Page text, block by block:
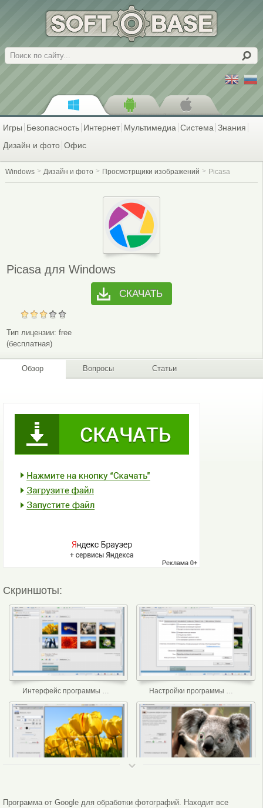
Поиск
Игры Безопасность Интернет Мультимедиа Система Знания
Дизайн и фото Офис
Windows Дизайн и фото Просмотрщики изображений Picasa
Picasa для Windows
СКАЧАТЬ
Тип лицензии: free
(бесплатная)
Обзор Вопросы Статьи
Скриншоты:
Интерфейс программы Picasa Настройки программы Picasa
Программа от Google для обработки фотографий. Находит все